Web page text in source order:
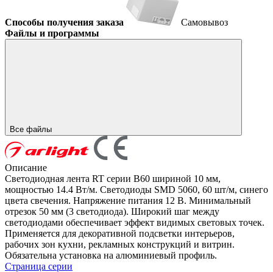
Способы получения заказа
Самовывоз
Файлы и программы
Все файлы
Описание
Светодиодная лента RT серии B60 шириной 10 мм,
мощностью 14.4 Вт/м. Светодиоды SMD 5060, 60 шт/м, синего
цвета свечения. Напряжение питания 12 В. Минимальный
отрезок 50 мм (3 светодиода). Широкий шаг между
светодиодами обеспечивает эффект видимых световых точек.
Применяется для декоративной подсветки интерьеров,
рабочих зон кухни, рекламных конструкций и витрин.
Обязательна установка на алюминиевый профиль.
Страница серии